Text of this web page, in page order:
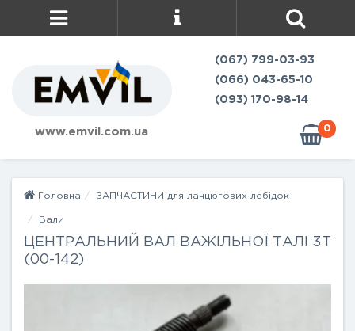
www.emvil.com.ua
(067) 799-03-93
(066) 043-65-10
(093) 170-98-14
0
Головна ЗАПЧАСТИНИ для ланцюгових лебідок
Вали
ЦЕНТРАЛЬНИЙ ВАЛ ВАЖІЛЬНОЇ ТАЛІ 3Т
(00-142)